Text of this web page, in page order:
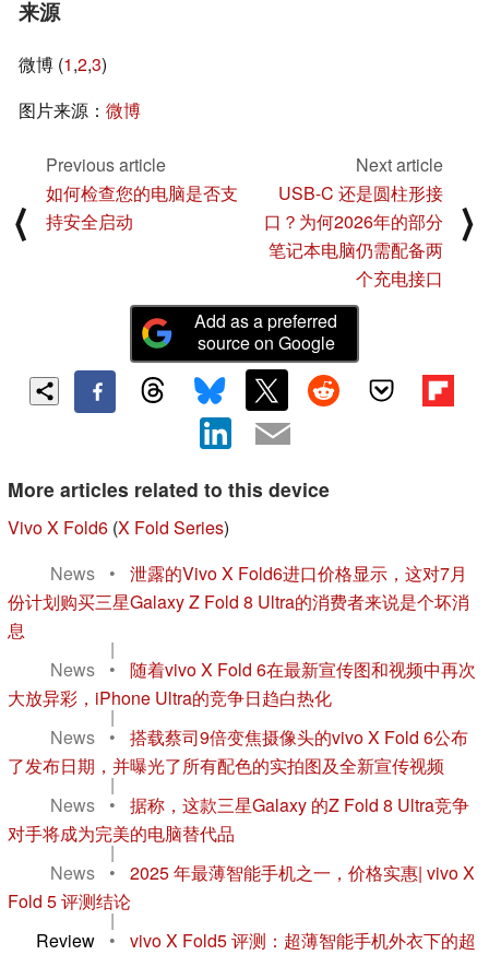
来源
微博 (1,2,3)
图片来源： 微博
⟨
Previous article
如何检查您的电脑是否支
持安全启动
Next article
USB-C 还是圆柱形接
口？为何2026年的部分
笔记本电脑仍需配备两
个充电接口
⟩
Add as a preferred
source on Google
More articles related to this device
Vivo X Fold6 (X Fold Series)
News
•
泄露的Vivo X Fold6进口价格显示，这对7月
份计划购买三星Galaxy Z Fold 8 Ultra的消费者来说是个坏消
息
|
News
•
随着vivo X Fold 6在最新宣传图和视频中再次
大放异彩，iPhone Ultra的竞争日趋白热化
|
News
•
搭载蔡司9倍变焦摄像头的vivo X Fold 6公布
了发布日期，并曝光了所有配色的实拍图及全新宣传视频
|
News
•
据称，这款三星Galaxy 的Z Fold 8 Ultra竞争
对手将成为完美的电脑替代品
|
News
•
2025 年最薄智能手机之一，价格实惠| vivo X
Fold 5 评测结论
|
Review
•
vivo X Fold5 评测：超薄智能手机外衣下的超